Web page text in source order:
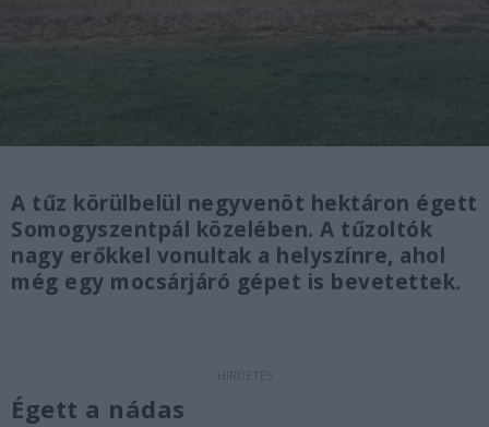
A tűz körülbelül negyvenöt hektáron égett
Somogyszentpál közelében. A tűzoltók
nagy erőkkel vonultak a helyszínre, ahol
még egy mocsárjáró gépet is bevetettek.
Égett a nádas